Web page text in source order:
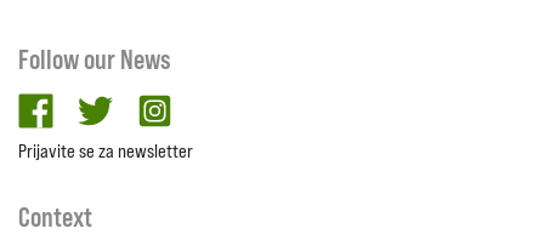
Follow our News
facebooktwitter
Prijavite se za newsletter
Context